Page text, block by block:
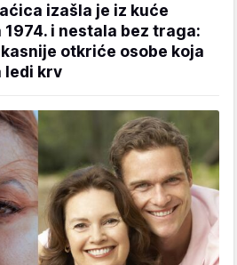
izašla je iz kuće
i nestala bez traga:
otkriće osobe koja
ledi krv